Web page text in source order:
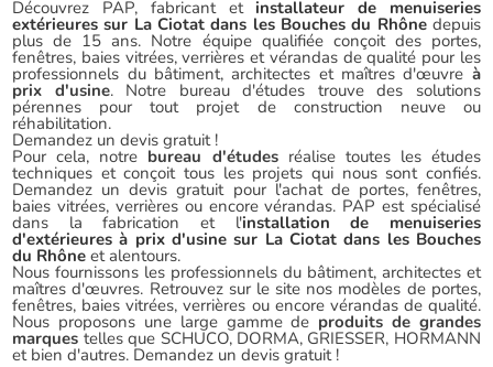
Découvrez PAP, fabricant et installateur de menuiseries
extérieures sur La Ciotat dans les Bouches du Rhônedepuis
plus de 15 ans. Notre équipe qualifiée conçoit des portes,
fenêtres, baies vitrées, verrières et vérandas de qualité pour les
professionnels du bâtiment, architectes et maîtres d'œuvre à
prix d'usine. Notre bureau d'études trouve des solutions
pérennes pour tout projet de construction neuve ou
réhabilitation.
Demandez un devis gratuit !
Pour cela, notre bureau d'étudesréalise toutes les études
techniques et conçoit tous les projets qui nous sont confiés.
Demandez un devis gratuit pour l'achat de portes, fenêtres,
baies vitrées, verrières ou encore vérandas. PAP est spécialisé
dans la fabrication et l'installation de menuiseries
d'extérieures à prix d'usine sur La Ciotat dans les Bouches
du Rhône et alentours.
Nous fournissons les professionnels du bâtiment, architectes et
maîtres d'œuvres. Retrouvez sur le site nos modèles de portes,
fenêtres, baies vitrées, verrières ou encore vérandas de qualité.
Nous proposons une large gamme de produits de grandes
marques telles que SCHUCO, DORMA, GRIESSER, HORMANN
et bien d'autres. Demandez un devis gratuit !